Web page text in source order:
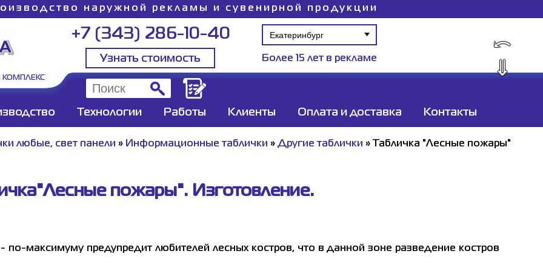
⇓
⤺
наружной рекламы и сувенирной продукции
+7 (343) 286-10-40
Узнать стоимость Более 15 лет в рекламе
Технологии Работы Клиенты Оплата и доставка Контакты
любые, свет панели » Информационные таблички » Другие таблички » Табличка "Лесные пожары"
пожары". Изготовление.
по-максимуму предупредит любителей лесных костров, что в данной зоне разведение костров